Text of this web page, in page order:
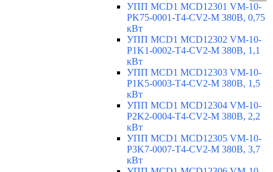
УПП MCD1 MCD12301 VM-10-
PK75-0001-T4-CV2-M 380В, 0,75
кВт
УПП MCD1 MCD12302 VM-10-
P1K1-0002-T4-CV2-M 380В, 1,1
кВт
УПП MCD1 MCD12303 VM-10-
P1K5-0003-T4-CV2-M 380В, 1,5
кВт
УПП MCD1 MCD12304 VM-10-
P2K2-0004-T4-CV2-M 380В, 2,2
кВт
УПП MCD1 MCD12305 VM-10-
P3K7-0007-T4-CV2-M 380В, 3,7
кВт